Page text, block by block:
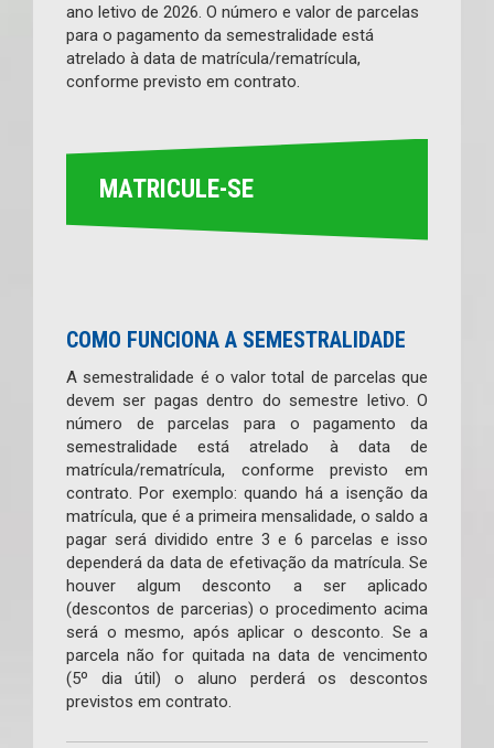
ano letivo de 2026. O número e valor de parcelas
para o pagamento da semestralidade está
atrelado à data de matrícula/rematrícula,
conforme previsto em contrato.
MATRICULE-SE
COMO FUNCIONA A SEMESTRALIDADE
A semestralidade é o valor total de parcelas que
devem ser pagas dentro do semestre letivo. O
número de parcelas para o pagamento da
semestralidade está atrelado à data de
matrícula/rematrícula, conforme previsto em
contrato. Por exemplo: quando há a isenção da
matrícula, que é a primeira mensalidade, o saldo a
pagar será dividido entre 3 e 6 parcelas e isso
dependerá da data de efetivação da matrícula. Se
houver algum desconto a ser aplicado
(descontos de parcerias) o procedimento acima
será o mesmo, após aplicar o desconto. Se a
parcela não for quitada na data de vencimento
(5º dia útil) o aluno perderá os descontos
previstos em contrato.